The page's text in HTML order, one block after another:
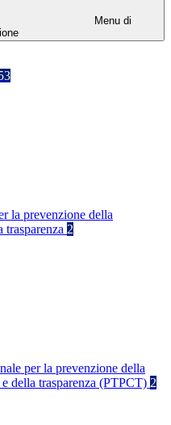
Menu di
la prevenzione della
trasparenza 2
per la prevenzione della
della trasparenza (PTPCT) 2